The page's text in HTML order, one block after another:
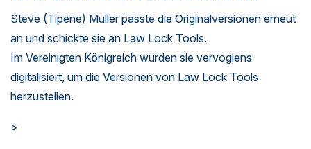
Steve (Tipene) Muller passte die Originalversionen erneut
an und schickte sie an Law Lock Tools.
Im Vereinigten Königreich wurden sie vervoglens
digitalisiert, um die Versionen von Law Lock Tools
herzustellen.
>